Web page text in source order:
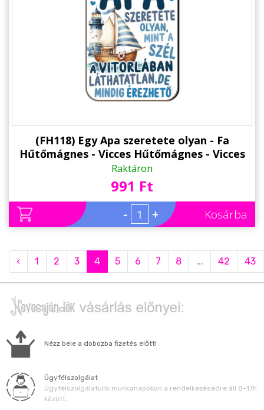
(FH118) Egy Apa szeretete olyan - Fa
Hűtőmágnes - Vicces Hűtőmágnes - Vicces
Ajándék Apának
Raktáron
991 Ft
- + Kosárba
‹ 1 2 3 4 5 6 7 8 ... 42 43
Nézz bele a dobozba fizetés előtt!
Ügyfélszolgálat
Ügyfélszolgálatunk munkanapokon a rendelkezésedre áll 8-17h
között.